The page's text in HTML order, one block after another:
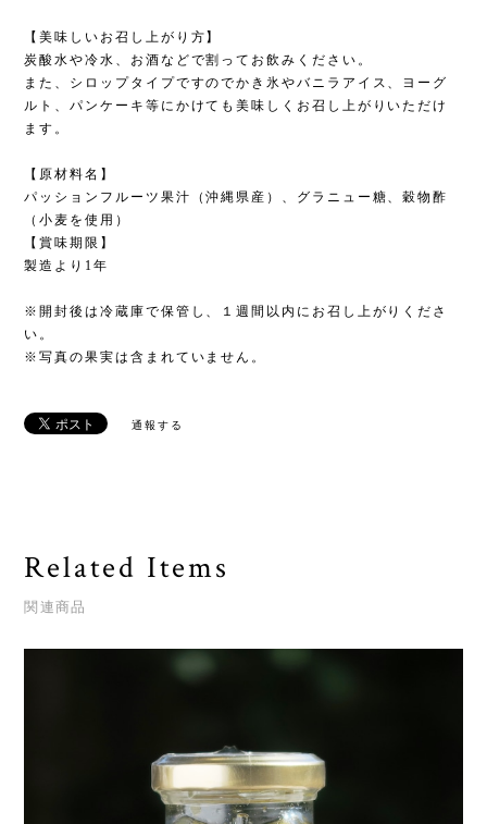
【美味しいお召し上がり方】
炭酸水や冷水、お酒などで割ってお飲みください。
また、シロップタイプですのでかき氷やバニラアイス、ヨーグ
ルト、パンケーキ等にかけても美味しくお召し上がりいただけ
ます。
【原材料名】
パッションフルーツ果汁（沖縄県産）、グラニュー糖、穀物酢
（小麦を使用）
【賞味期限】
製造より1年
※開封後は冷蔵庫で保管し、１週間以内にお召し上がりくださ
い。
※写真の果実は含まれていません。
通報する
Related Items
関連商品